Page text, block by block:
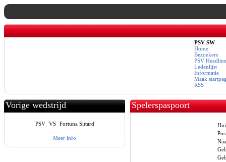
PSV SW
Home
Bezoekers
PSV
Ledenlijst
Informatie
Maak
RSS
Vorige wedstrijd
PSV VS Fortuna Sittard
Meer info
Spelerspaspoort